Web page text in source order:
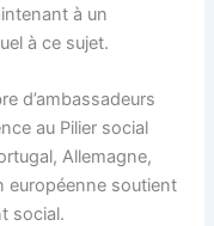
à un
à ce sujet.
d’ambassadeurs
au Pilier social
Allemagne,
européenne soutient
social.